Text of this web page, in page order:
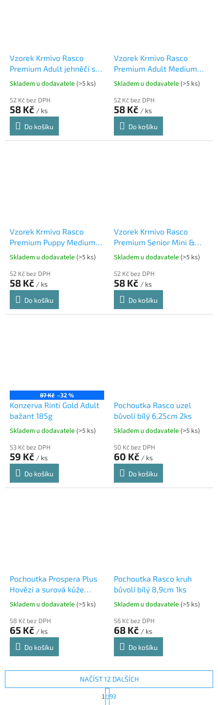
Vzorek Krmivo Rasco
Premium Adult jehněčí s
rýží 80g
Skladem u dodavatele (>5 ks)
52 Kč bez DPH
58 Kč / ks
Do košíku
Vzorek Krmivo Rasco
Premium Adult Medium
kuře s rýží 80g
Skladem u dodavatele (>5 ks)
52 Kč bez DPH
58 Kč / ks
Do košíku
Vzorek Krmivo Rasco
Premium Puppy Medium
kuře s rýží 80g
Skladem u dodavatele (>5 ks)
52 Kč bez DPH
58 Kč / ks
Do košíku
Vzorek Krmivo Rasco
Premium Senior Mini &
Medium kuře s rýží 80g
Skladem u dodavatele (>5 ks)
52 Kč bez DPH
58 Kč / ks
Do košíku
87 Kč –32 %
Konzerva Rinti Gold Adult
bažant 185g
Skladem u dodavatele (>5 ks)
53 Kč bez DPH
59 Kč / ks
Do košíku
Pochoutka Rasco uzel
bůvolí bílý 6,25cm 2ks
Skladem u dodavatele (>5 ks)
50 Kč bez DPH
60 Kč / ks
Do košíku
Pochoutka Prospera Plus
Hovězí a surová kůže
pletená tyčinka 1ks 15cm
Skladem u dodavatele (>5 ks)
58 Kč bez DPH
65 Kč / ks
Do košíku
Pochoutka Rasco kruh
bůvolí bílý 8,9cm 1ks
Skladem u dodavatele (>5 ks)
56 Kč bez DPH
68 Kč / ks
Do košíku
NAČÍST 12 DALŠÍCH
S
t
1 93